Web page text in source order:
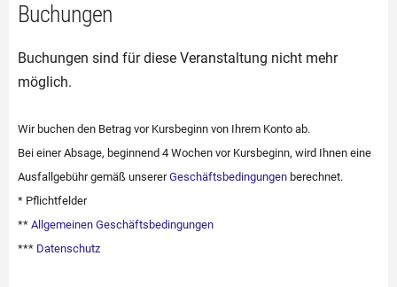
Buchungen
Buchungen sind für diese Veranstaltung nicht mehr
möglich.
Wir buchen den Betrag vor Kursbeginn von Ihrem Konto ab.
Bei einer Absage, beginnend 4 Wochen vor Kursbeginn, wird Ihnen eine
Ausfallgebühr gemäß unsererGeschäftsbedingungen berechnet.
* Pflichtfelder
** Allgemeinen Geschäftsbedingungen
*** Datenschutz